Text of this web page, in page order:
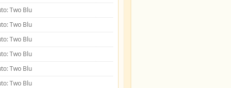
Two Blu
Two Blu
Two Blu
Two Blu
Two Blu
Two Blu